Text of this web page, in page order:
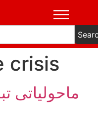
crisis
ماحولیاتی